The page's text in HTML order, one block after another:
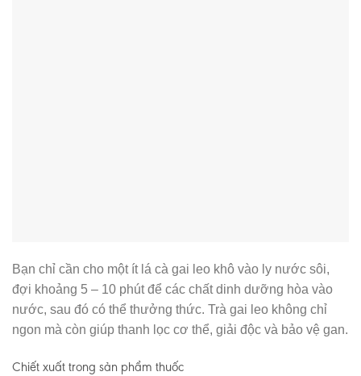
Bạn chỉ cần cho một ít lá cà gai leo khô vào ly nước sôi,
đợi khoảng 5 – 10 phút để các chất dinh dưỡng hòa vào
nước, sau đó có thể thưởng thức. Trà gai leo không chỉ
ngon mà còn giúp thanh lọc cơ thể, giải độc và bảo vệ gan.
Chiết xuất trong sản phẩm thuốc